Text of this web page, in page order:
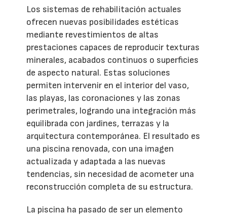
Los sistemas de rehabilitación actuales
ofrecen nuevas posibilidades estéticas
mediante revestimientos de altas
prestaciones capaces de reproducir texturas
minerales, acabados continuos o superficies
de aspecto natural. Estas soluciones
permiten intervenir en el interior del vaso,
las playas, las coronaciones y las zonas
perimetrales, logrando una integración más
equilibrada con jardines, terrazas y la
arquitectura contemporánea. El resultado es
una piscina renovada, con una imagen
actualizada y adaptada a las nuevas
tendencias, sin necesidad de acometer una
reconstrucción completa de su estructura.
La piscina ha pasado de ser un elemento